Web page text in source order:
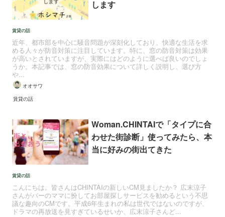
賃貸の話
します
近年、都市部を中心に騒音問題が深刻化しており、快適な生活を求
める人々が防音対策に注目しています。特に、窓の防音対策は効果
が高いとされていますが、実際にはどのように選べば良いのでしょ
うか。本記事では、窓の防音効果について詳しく説明し、選び方
や...
オオサワ
賃貸の話
賃貸の話
Woman.CHINTAIで「タイプに合
わせた街診断」使ってみたら、本
当に好みの街出てきた
こんにちは。皆さんはCHINTAIの新しいCM見ましたか？ 広末涼子
さんがバーのママに扮してお部屋探しサービスを勧めるという不思
議な趣向のCMです。平成6年生まれの私は世代ではないのですが、
ドラマの再放送を見すぎているせいか、広末涼子さんど...